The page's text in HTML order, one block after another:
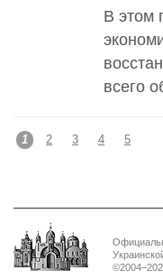
В этом
всего
1 2 3 4 5